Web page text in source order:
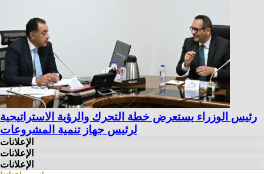
رئيس الوزراء يستعرض خطة التحرك والرؤية الاستراتيجية
لرئيس جهاز تنمية المشروعات
الإعلانات
الإعلانات
الإعلانات